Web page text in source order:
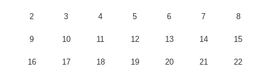
2 3 4 5 6 7 8
9 10 11 12 13 14 15
16 17 18 19 20 21 22